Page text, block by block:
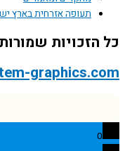
תעופה אזרחית בארץ ישראל
שמורות
rotem-